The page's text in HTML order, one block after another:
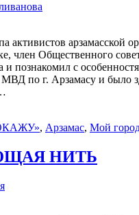
активистов
член Общественного
и познакомил с
по г. Арзамасу и было
, Арзамас, Мой
НИТЬ